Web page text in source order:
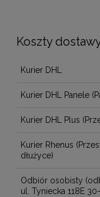
Koszty
Cena nie zawiera
Kurier DHL
Kurier DHL Panele
Kurier DHL Plus
Kurier Rhenus
dłużyce)
Odbiór osobisty
ul. Tyniecka 118E